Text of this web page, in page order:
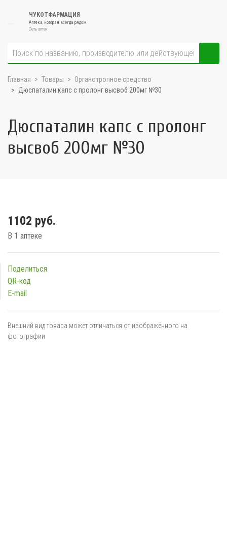
ЧУКОТФАРМАЦИЯ
Аптека, которая всегда рядом
Сеть аптек
Главная Товары
Органотропное средство
Дюспаталин капс с пролонг высвоб 200мг №30
Дюспаталин капс с пролонг
высвоб 200мг №30
1102 руб.
В 1 аптеке
Поделиться
QR-код
E-mail
Внешний вид товара может отличаться от изображённого на
фотографии